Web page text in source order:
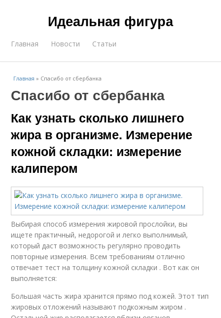
Идеальная фигура
Главная Новости Статьи
Главная » Спасибо от сбербанка
Спасибо от сбербанка
Как узнать сколько лишнего
жира в организме. Измерение
кожной складки: измерение
калипером
Выбирая способ измерения жировой прослойки, вы
ищете практичный, недорогой и легко выполнимый,
который даст возможность регулярно проводить
повторные измерения. Всем требованиям отлично
отвечает тест на толщину кожной складки . Вот как он
выполняется:
Большая часть жира хранится прямо под кожей. Этот тип
жировых отложений называют подкожным жиром .